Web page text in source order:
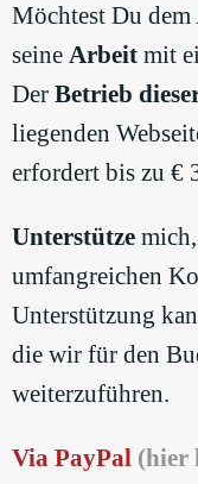
Möchtest Du
seine Arbeit mit
Der Betrieb
liegenden
erfordert bis zu €
Unterstütze
umfangreichen
Unterstützung
die wir für den
weiterzuführen.
Via PayPal (hier